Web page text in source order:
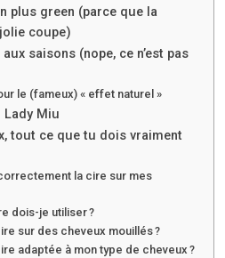
plus green (parce que la
coupe)
saisons (nope, ce n’est pas
le (fameux) « effet naturel »
Lady Miu
tout ce que tu dois vraiment
la cire sur mes
dois-je utiliser ?
sur des cheveux mouillés ?
adaptée à mon type de cheveux ?